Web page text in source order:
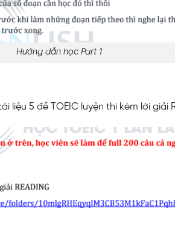
Hướng dẫn học Part 1
liệu 5 đề TOEIC luyện thi kèm lời giải